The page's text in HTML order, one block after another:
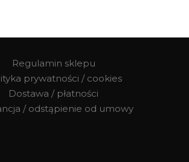
Regulamin sklepu
prywatności / cookies
Dostawa / płatności
/ odstąpienie od umowy